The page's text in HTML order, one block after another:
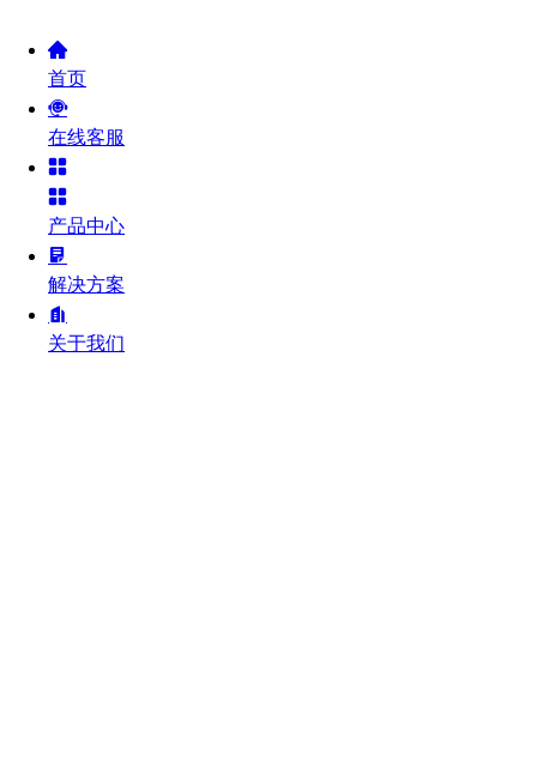
首页
在线客服
产品中心
解决方案
关于我们